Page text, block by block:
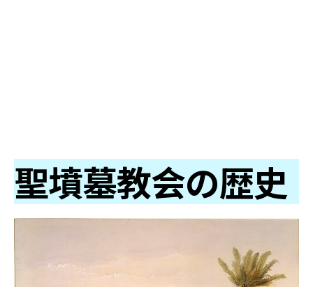
聖墳墓教会の歴史